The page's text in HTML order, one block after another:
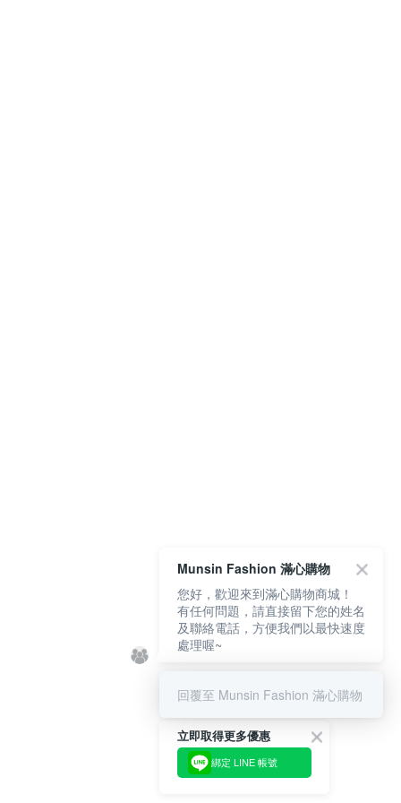
立即取得更多優惠
綁定 LINE 帳號
Munsin Fashion 滿心購物
您好，歡迎來到滿心購物商城！
有任何問題，請直接留下您的姓名
及聯絡電話，方便我們以最快速度
處理喔~
回覆至 Munsin Fashion 滿心購物